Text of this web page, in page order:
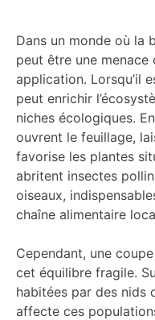
Dans un monde où la
peut être une menace
application. Lorsqu’il
peut enrichir
niches écologiques.
ouvrent le feuillage,
favorise les plantes
abritent insectes
oiseaux,
chaîne alimentaire
Cependant, une
cet équilibre fragile.
habitées par des nids
affecte ces